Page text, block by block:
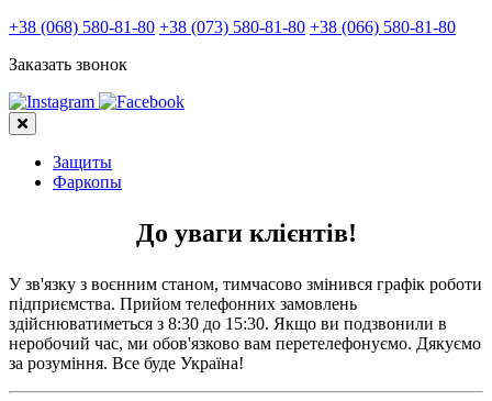
+38 (068) 580-81-80 +38 (073) 580-81-80 +38 (066) 580-81-80
Заказать звонок
Защиты
Фаркопы
До уваги клієнтів!
У зв'язку з воєнним станом, тимчасово змінився графік роботи
підприємства. Прийом телефонних замовлень
здійснюватиметься з 8:30 до 15:30. Якщо ви подзвонили в
неробочий час, ми обов'язково вам перетелефонуємо. Дякуємо
за розуміння. Все буде Україна!